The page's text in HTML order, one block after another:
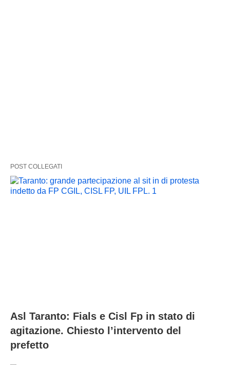
POST COLLEGATI
Asl Taranto: Fials e Cisl Fp in stato di
agitazione. Chiesto l’intervento del
prefetto